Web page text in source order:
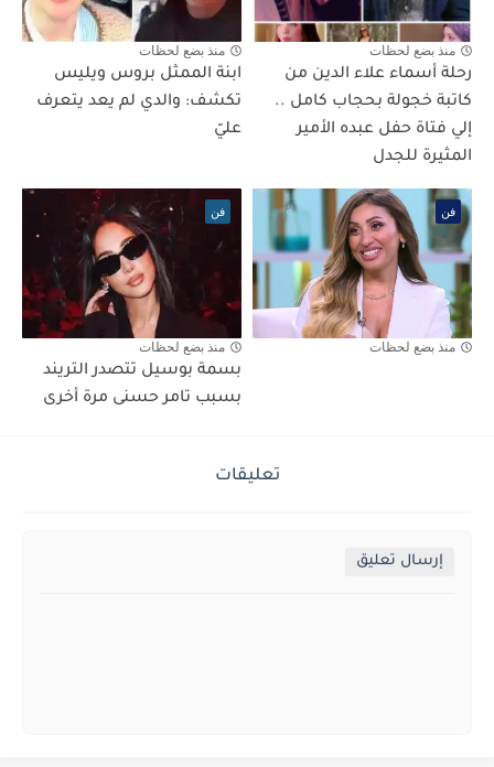
منذ بضع لحظات
رحلة أسماء علاء الدين من
كاتبة خجولة بحجاب كامل ..
إلي فتاة حفل عبده الأمير
المثيرة للجدل
منذ بضع لحظات
ابنة الممثل بروس ويليس
تكشف: والدي لم يعد يتعرف
عليّ
فن
منذ بضع لحظات
فن
منذ بضع لحظات
بسمة بوسيل تتصدر التريند
بسبب تامر حسنى مرة أخرى
تعليقات
إرسال تعليق